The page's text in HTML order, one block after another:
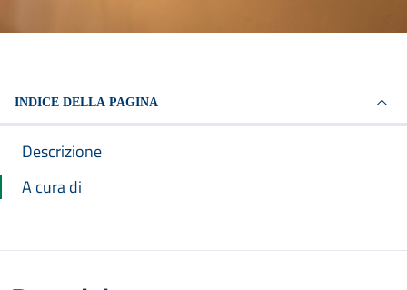
INDICE DELLA PAGINA
Descrizione
A cura di